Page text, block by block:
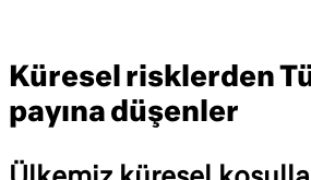
Küresel risklerden
payına düşenler